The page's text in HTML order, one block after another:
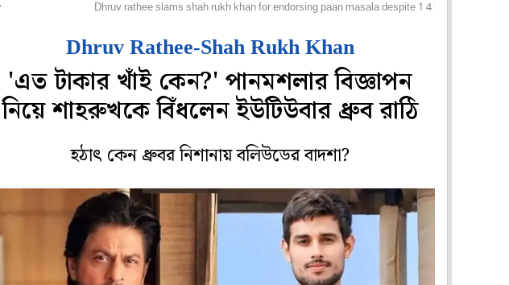
Dhruv rathee slams shah rukh khan for endorsing paan masala despite 1 4 billion net worth
Dhruv Rathee-Shah Rukh Khan
'এত টাকার খাঁই কেন?' পানমশলার বিজ্ঞাপন
নিয়ে শাহরুখকে বিঁধলেন ইউটিউবার ধ্রুব রাঠি
হঠাৎ কেন ধ্রুবর নিশানায় বলিউডের বাদশা?